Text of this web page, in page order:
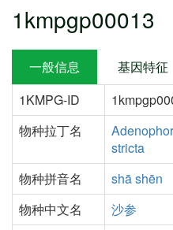
1kmpgp00013
一般信息
基因特征
1KMPG-ID
物种拉丁名
stricta
物种拼音名
shā shēn
物种中文名
沙参